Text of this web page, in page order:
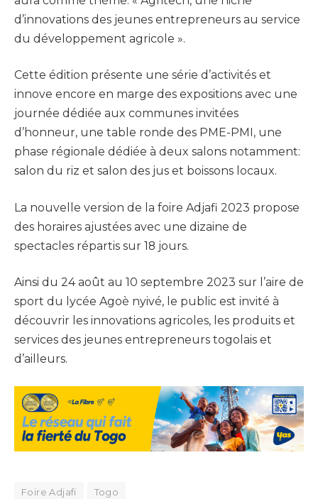
d’innovations des jeunes entrepreneurs au service
du développement agricole ».
Cette édition présente une série d’activités et
innove encore en marge des expositions avec une
journée dédiée aux communes invitées
d’honneur, une table ronde des PME-PMI, une
phase régionale dédiée à deux salons notamment:
salon du riz et salon des jus et boissons locaux.
La nouvelle version de la foire Adjafi 2023 propose
des horaires ajustées avec une dizaine de
spectacles répartis sur 18 jours.
Ainsi du 24 août au 10 septembre 2023 sur l’aire de
sport du lycée Agoè nyivé, le public est invité à
découvrir les innovations agricoles, les produits et
services des jeunes entrepreneurs togolais et
d’ailleurs.
Foire Adjafi Togo